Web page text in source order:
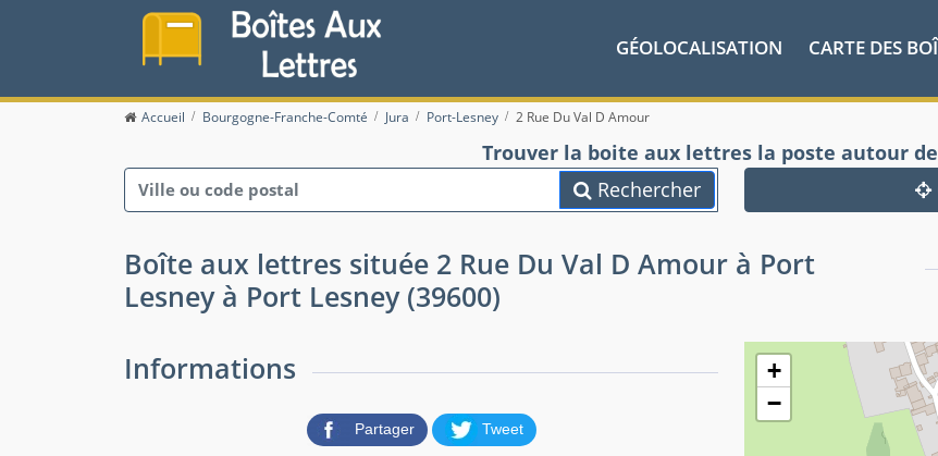
GÉOLOCALISATION CARTE DES
Accueil Bourgogne-Franche-Comté Jura Port-Lesney 2 Rue Du Val D Amour
Trouver la boite aux lettres la poste autour
Rechercher
Boîte aux lettres située 2 Rue Du Val D Amour à Port
Lesney à Port Lesney (39600)
Informations
Partager Tweet
+
−